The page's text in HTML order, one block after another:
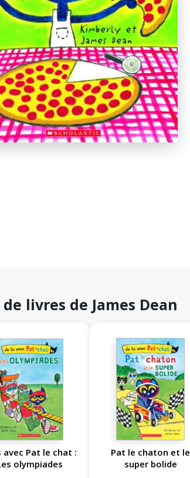
de livres de James Dean
avec Pat le chat :
olympiades
Pat le chaton et le
super bolide